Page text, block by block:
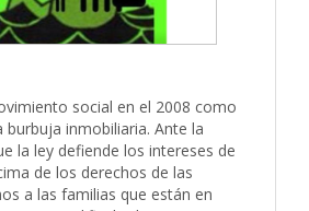
social en el 2008 como
burbuja inmobiliaria. Ante la
la ley defiende los intereses de
de los derechos de las
a las familias que están en